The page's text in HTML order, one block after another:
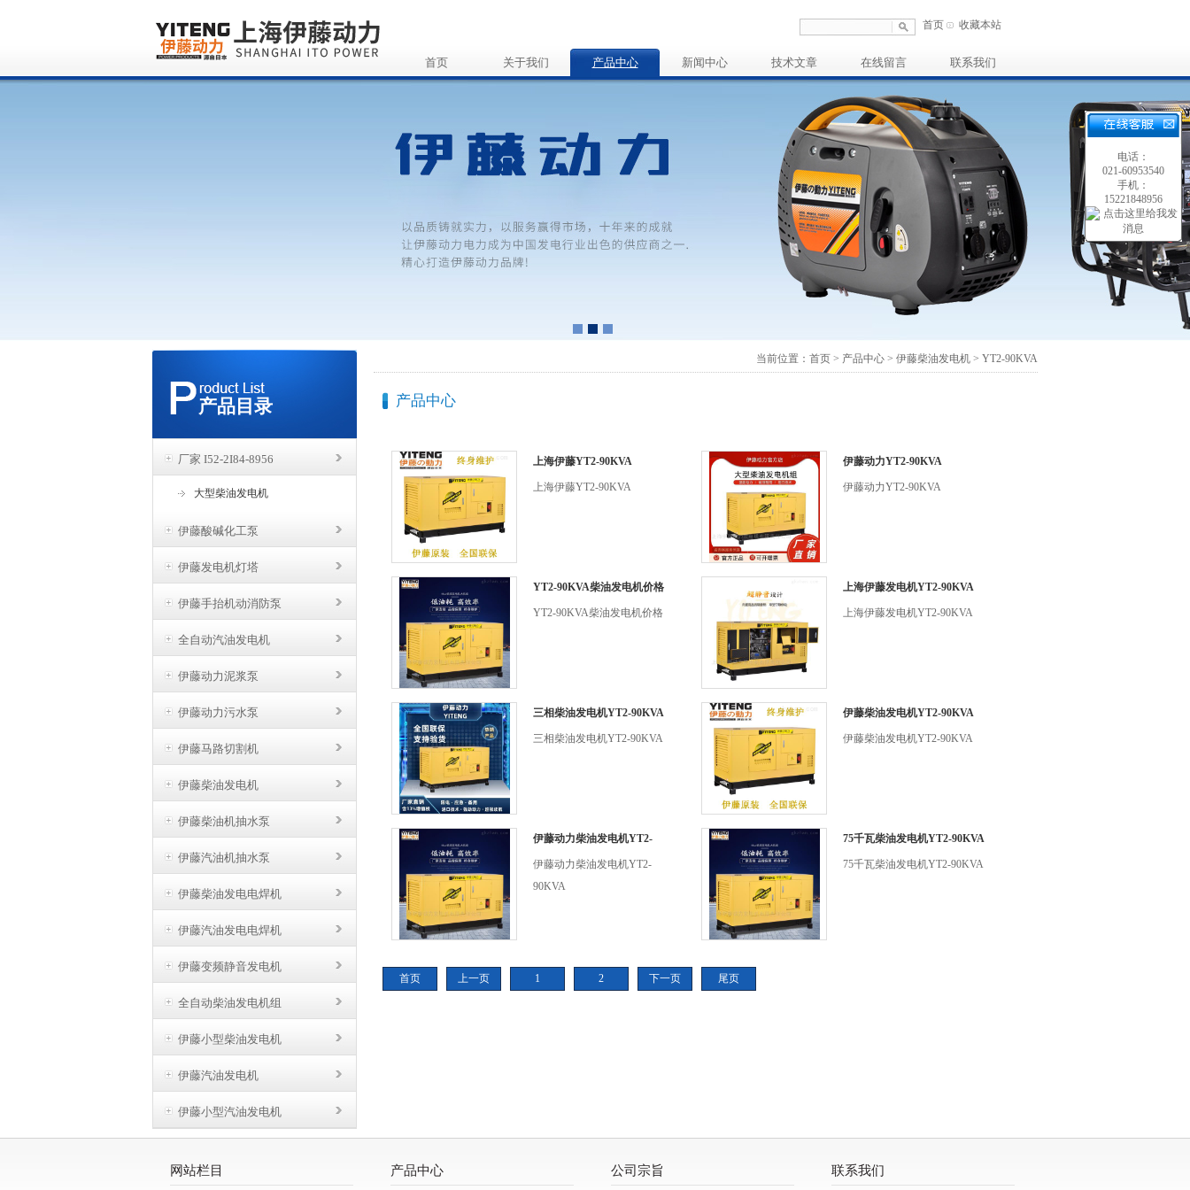
首页 收藏本站
首页 关于我们 产品中心 新闻中心 技术文章 在线留言 联系我们
产品目录
厂家 I52-2I84-8956
大型柴油发电机
伊藤酸碱化工泵
伊藤发电机灯塔
伊藤手抬机动消防泵
全自动汽油发电机
伊藤动力泥浆泵
伊藤动力污水泵
伊藤马路切割机
伊藤柴油发电机
伊藤柴油机抽水泵
伊藤汽油机抽水泵
伊藤柴油发电电焊机
伊藤汽油发电电焊机
伊藤变频静音发电机
全自动柴油发电机组
伊藤小型柴油发电机
伊藤汽油发电机
伊藤小型汽油发电机
当前位置： 首页 > 产品中心 > 伊藤柴油发电机 > YT2-90KVA
产品中心
上海伊藤YT2-90KVA
上海伊藤YT2-90KVA
伊藤动力YT2-90KVA
伊藤动力YT2-90KVA
YT2-90KVA柴油发电机价格
YT2-90KVA柴油发电机价格
上海伊藤发电机YT2-90KVA
上海伊藤发电机YT2-90KVA
三相柴油发电机YT2-90KVA
三相柴油发电机YT2-90KVA
伊藤柴油发电机YT2-90KVA
伊藤柴油发电机YT2-90KVA
伊藤动力柴油发电机YT2-
90KVA
伊藤动力柴油发电机YT2-
90KVA
75千瓦柴油发电机YT2-90KVA
75千瓦柴油发电机YT2-90KVA
首页 上一页 1 2 下一页 尾页
网站栏目 产品中心 公司宗旨 联系我们
电话：
021-60953540
手机：
15221848956